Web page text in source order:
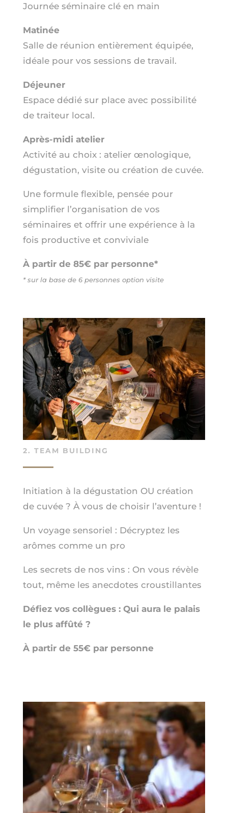
Journée séminaire clé en main
Matinée
Salle de réunion entièrement équipée,
idéale pour vos sessions de travail.
Déjeuner
Espace dédié sur place avec possibilité
de traiteur local.
Après-midi atelier
Activité au choix : atelier œnologique,
dégustation, visite ou création de cuvée.
Une formule flexible, pensée pour
simplifier l’organisation de vos
séminaires et offrir une expérience à la
fois productive et conviviale
À partir de 85€ par personne*
* sur la base de 6 personnes option visite
2. TEAM BUILDING
Initiation à la dégustation OU création
de cuvée ? À vous de choisir l’aventure !
Un voyage sensoriel : Décryptez les
arômes comme un pro
Les secrets de nos vins : On vous révèle
tout, même les anecdotes croustillantes
Défiez vos collègues : Qui aura le palais
le plus affûté ?
À partir de 55€ par personne